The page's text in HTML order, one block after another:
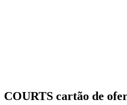
COURTS cartão de